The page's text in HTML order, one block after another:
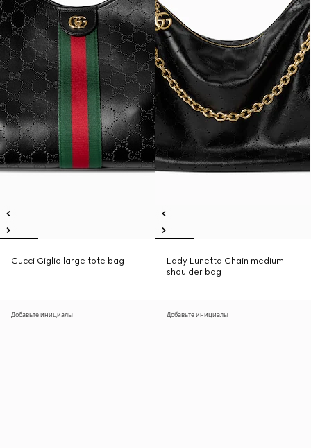
Gucci Giglio large tote bag
Lady Lunetta Chain medium
shoulder bag
Добавьте инициалы Добавьте инициалы